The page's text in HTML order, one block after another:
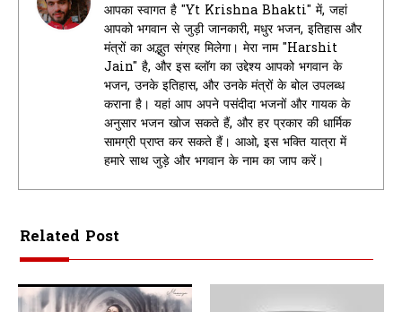
आपका स्वागत है "Yt Krishna Bhakti" में, जहां
आपको भगवान से जुड़ी जानकारी, मधुर भजन, इतिहास और
मंत्रों का अद्भुत संग्रह मिलेगा। मेरा नाम "Harshit
Jain" है, और इस ब्लॉग का उद्देश्य आपको भगवान के
भजन, उनके इतिहास, और उनके मंत्रों के बोल उपलब्ध
कराना है। यहां आप अपने पसंदीदा भजनों और गायक के
अनुसार भजन खोज सकते हैं, और हर प्रकार की धार्मिक
सामग्री प्राप्त कर सकते हैं। आओ, इस भक्ति यात्रा में
हमारे साथ जुड़े और भगवान के नाम का जाप करें।
Related Post